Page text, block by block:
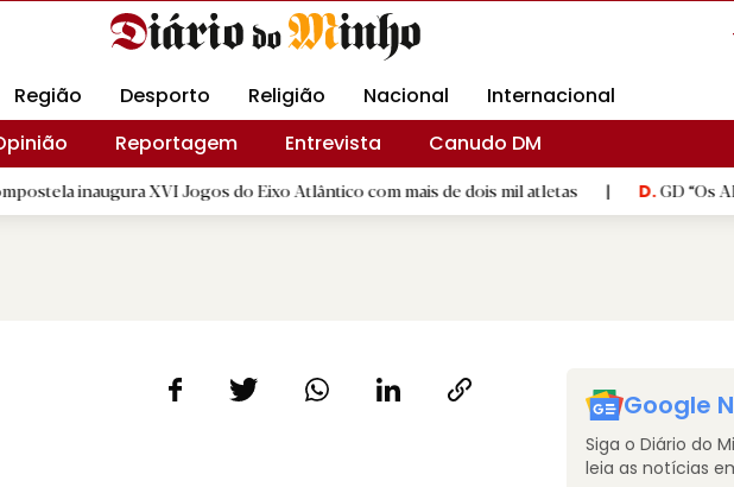
Região Desporto Religião Nacional
Internacional
Reportagem Entrevista Canudo DM
XVI Jogos do Eixo Atlântico com mais de dois mil atletas | D.GD “Os Alegrienses"
Google
Siga o Diário do
leia as notícias